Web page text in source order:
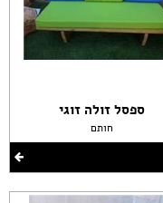
ספסל זולה זוגי
חותם